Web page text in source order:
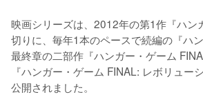
映画シリーズは、2012年の第1作『ハン
切りに、毎年1本のペースで続編の『ハ
最終章の二部作『ハンガー・ゲーム
『ハンガー・ゲーム FINAL: レボリュー
公開されました。